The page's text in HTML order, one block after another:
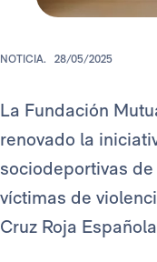
NOTICIA. 28/05/2025
La Fundación
renovado la
sociodeportivas
víctimas de
Cruz Roja